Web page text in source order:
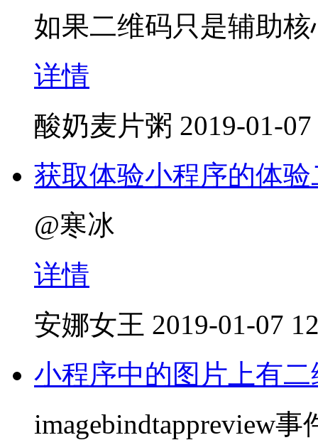
如果二维码只是辅助
详情
酸奶麦片粥 2019-01-
获取体验小程序的体
@寒冰
详情
安娜女王 2019-01-07
小程序中的图片上有
imagebindtappreview